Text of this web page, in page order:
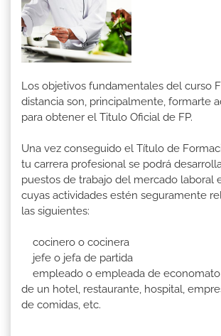
Los objetivos fundamentales del curso
distancia son, principalmente, formarte
para obtener el Titulo Oficial de FP.
Una vez conseguido el Título de
tu carrera profesional se podrá
puestos de trabajo del mercado laboral
cuyas actividades estén seguramente
las siguientes:
cocinero o cocinera
jefe o jefa de partida
empleado o empleada de
de un hotel, restaurante, hospital,
de comidas, etc.